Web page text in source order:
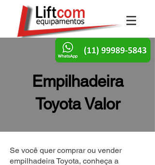
Empilhadeira
Toyota Valor
Se você quer comprar ou vender
empilhadeira Toyota, conheça a